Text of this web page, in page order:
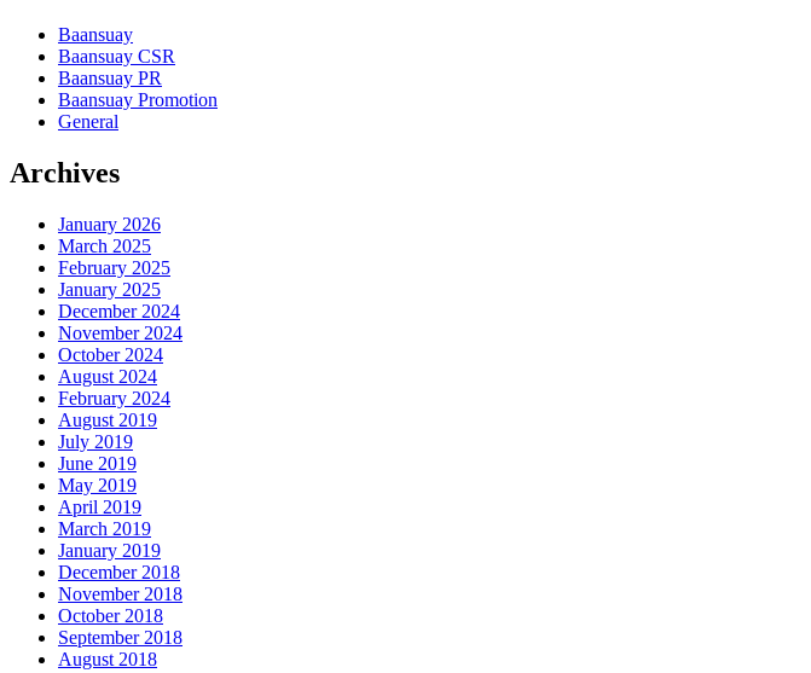
Baansuay
Baansuay CSR
Baansuay PR
Baansuay Promotion
General
Archives
January 2026
March 2025
February 2025
January 2025
December 2024
November 2024
October 2024
August 2024
February 2024
August 2019
July 2019
June 2019
May 2019
April 2019
March 2019
January 2019
December 2018
November 2018
October 2018
September 2018
August 2018